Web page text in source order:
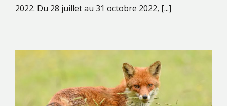
2022. Du 28 juillet au 31 octobre 2022, [...]